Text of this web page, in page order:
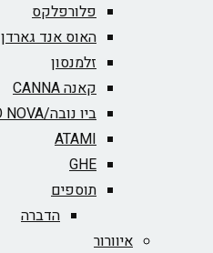
פלורפלקס
האוס אנד גארדן
זלמנסון
קאנה CANNA
ביו נובה/BIO NOVA‏
ATAMI
GHE
תוספים
הדברה
איוורור